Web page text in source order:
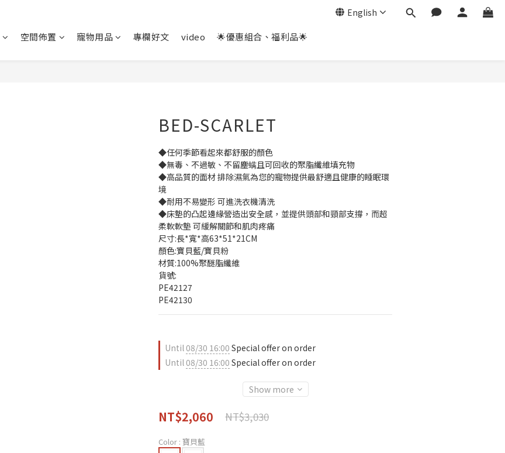
English
空間佈置 寵物用品 專欄好文 video 🌟優惠組合、福利品🌟
BED-SCARLET
◆任何季節看起來都舒服的顏色
◆無毒、不過敏、不留塵螨且可回收的聚脂纖維填充物
◆高品質的面材 排除濕氣為您的寵物提供最舒適且健康的睡眠環
境
◆耐用不易變形 可進洗衣機清洗
◆床墊的凸起邊緣營造出安全感，並提供頭部和頸部支撐，而超
柔軟軟墊 可緩解關節和肌肉疼痛
尺寸:長*寬*高63*51*21CM
顏色:寶貝藍/寶貝粉
材質:100%聚醚脂纖維
貨號:
PE42127
PE42130
Until08/30 16:00 Special offer on order
Until08/30 16:00 Special offer on order
Show more
NT$2,060 NT$3,030
Color : 寶貝藍